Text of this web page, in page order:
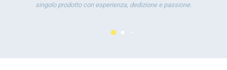
singolo prodotto con esperienza, dedizione e passione.